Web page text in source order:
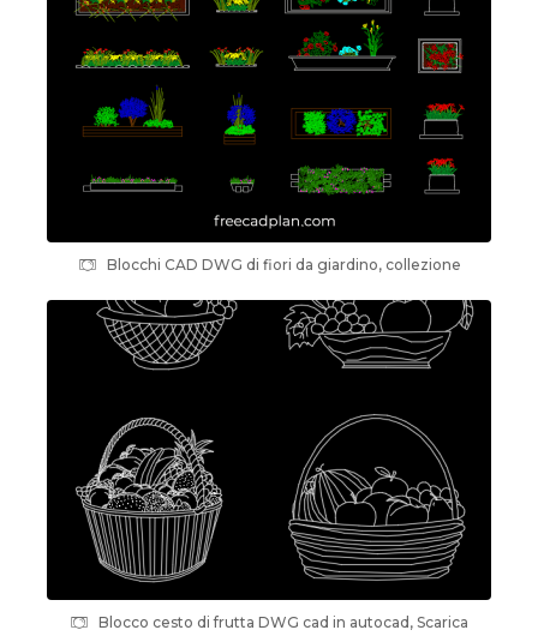
Blocchi CAD DWG di fiori da giardino, collezione
Blocco cesto di frutta DWG cad in autocad, Scarica